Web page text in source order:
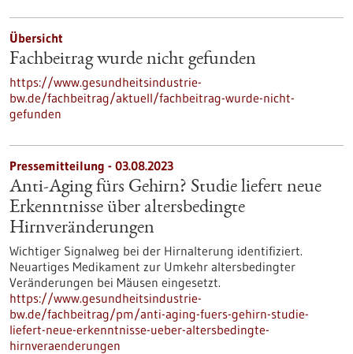
Übersicht
Fachbeitrag wurde nicht gefunden
https://www.gesundheitsindustrie-
bw.de/fachbeitrag/aktuell/fachbeitrag-wurde-nicht-
gefunden
Pressemitteilung - 03.08.2023
Anti-Aging fürs Gehirn? Studie liefert neue
Erkenntnisse über altersbedingte
Hirnveränderungen
Wichtiger Signalweg bei der Hirnalterung identifiziert.
Neuartiges Medikament zur Umkehr altersbedingter
Veränderungen bei Mäusen eingesetzt.
https://www.gesundheitsindustrie-
bw.de/fachbeitrag/pm/anti-aging-fuers-gehirn-studie-
liefert-neue-erkenntnisse-ueber-altersbedingte-
hirnveraenderungen